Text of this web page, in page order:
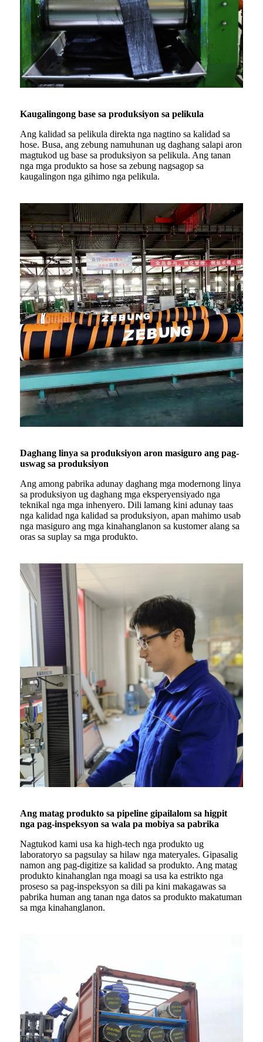
Kaugalingong base sa produksiyon sa pelikula
Ang kalidad sa pelikula direkta nga nagtino sa kalidad sa
hose. Busa, ang zebung namuhunan ug daghang salapi aron
magtukod ug base sa produksiyon sa pelikula. Ang tanan
nga mga produkto sa hose sa zebung nagsagop sa
kaugalingon nga gihimo nga pelikula.
Daghang linya sa produksiyon aron masiguro ang pag-
uswag sa produksiyon
Ang among pabrika adunay daghang mga modernong linya
sa produksiyon ug daghang mga eksperyensiyado nga
teknikal nga mga inhenyero. Dili lamang kini adunay taas
nga kalidad nga kalidad sa produksiyon, apan mahimo usab
nga masiguro ang mga kinahanglanon sa kustomer alang sa
oras sa suplay sa mga produkto.
Ang matag produkto sa pipeline gipailalom sa higpit
nga pag-inspeksyon sa wala pa mobiya sa pabrika
Nagtukod kami usa ka high-tech nga produkto ug
laboratoryo sa pagsulay sa hilaw nga materyales. Gipasalig
namon ang pag-digitize sa kalidad sa produkto. Ang matag
produkto kinahanglan nga moagi sa usa ka estrikto nga
proseso sa pag-inspeksyon sa dili pa kini makagawas sa
pabrika human ang tanan nga datos sa produkto makatuman
sa mga kinahanglanon.